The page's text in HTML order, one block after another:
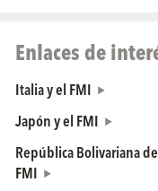
Enlaces de
Italia y el FMI
Japón y el FMI
República Bolivariana
FMI